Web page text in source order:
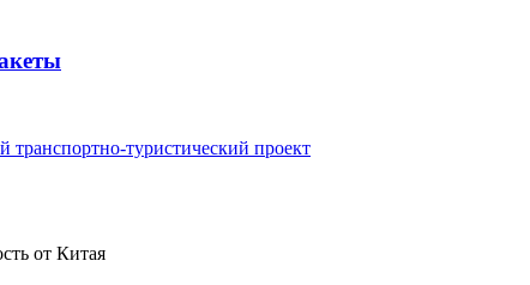
транспортно-туристический проект